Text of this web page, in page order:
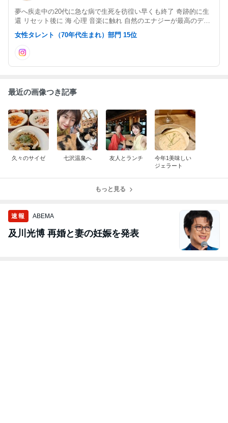
夢へ疾走中の20代に急な病で生死を彷徨い早くも終了 奇跡的に生
還 リセット後に 海 心理 音楽に触れ 自然のエナジーが最高のデト
ックスになる事を体いっぱい感じる モデル×薬膳ココロアドバイ
ザー×夢の回収中 50代からの飾らず慌てず自然体NaturalLifeををブ
ログで発信
女性タレント（70年代生まれ）部門 15位
最近の画像つき記事
久々のサイゼ 七沢温泉へ 友人とランチ
今年1美味しい
ジェラート
もっと見る
速報 ABEMA
及川光博 再婚と妻の妊娠を発表